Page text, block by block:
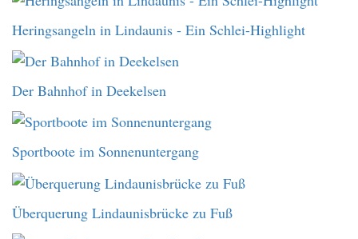
Heringsangeln in Lindaunis - Ein Schlei-Highlight
Der Bahnhof in Deekelsen
Sportboote im Sonnenuntergang
Überquerung Lindaunisbrücke zu Fuß